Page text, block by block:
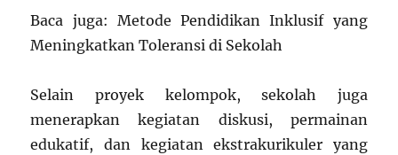
Baca juga: Metode Pendidikan Inklusif yang
Meningkatkan Toleransi di Sekolah
Selain proyek kelompok, sekolah juga
menerapkan kegiatan diskusi, permainan
edukatif, dan kegiatan ekstrakurikuler yang